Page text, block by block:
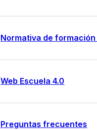
Normativa de
Web Escuela 4.0
Preguntas frecuentes